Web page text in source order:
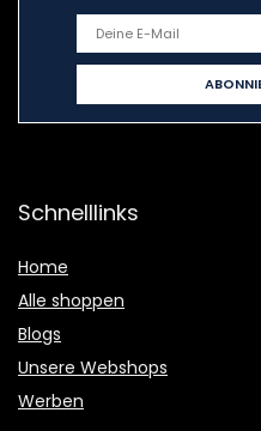
Schnelllinks
Home
Alle shoppen
Blogs
Unsere Webshops
Werben